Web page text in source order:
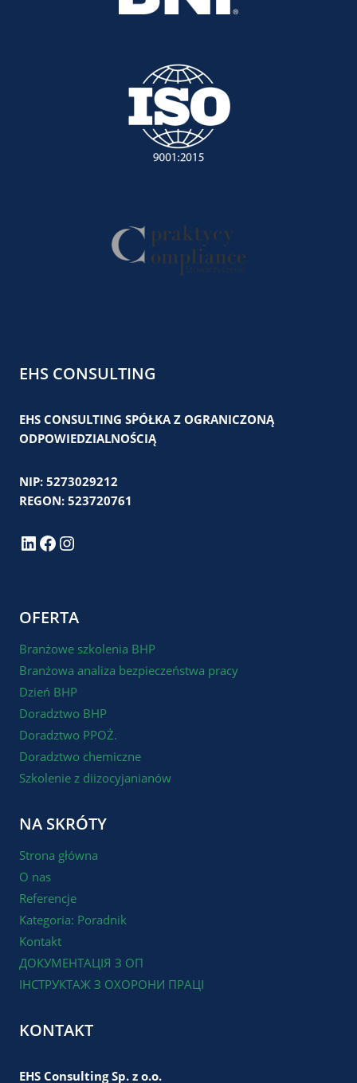
EHS CONSULTING
EHS CONSULTING SPÓŁKA Z OGRANICZONĄ
ODPOWIEDZIALNOŚCIĄ
NIP: 5273029212
REGON: 523720761
LinkedIn
Facebook
Instagram
OFERTA
Branżowe szkolenia BHP
Branżowa analiza bezpieczeństwa pracy
Dzień BHP
Doradztwo BHP
Doradztwo PPOŻ.
Doradztwo chemiczne
Szkolenie z diizocyjanianów
NA SKRÓTY
Strona główna
O nas
Referencje
Kategoria: Poradnik
Kontakt
ДОКУМЕНТАЦІЯ З ОП
ІНСТРУКТАЖ З ОХОРОНИ ПРАЦІ
KONTAKT
EHS Consulting Sp. z o.o.